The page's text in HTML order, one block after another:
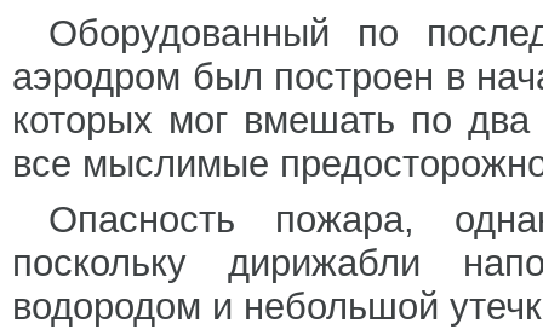
Оборудованный по
аэродром был построен в
которых мог вмешать по
все мыслимые
Опасность пожара,
поскольку дирижабли
водородом и небольшой